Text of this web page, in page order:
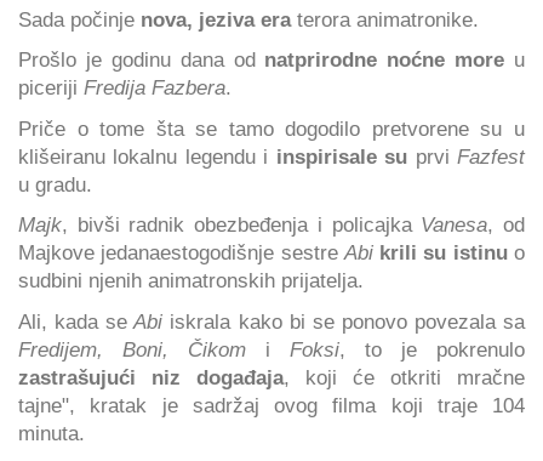
Sada počinje nova, jeziva era terora animatronike.
Prošlo je godinu dana od natprirodne noćne more u
piceriji Fredija Fazbera.
Priče o tome šta se tamo dogodilo pretvorene su u
klišeiranu lokalnu legendu i inspirisale su prvi Fazfest
u gradu.
Majk, bivši radnik obezbeđenja i policajka Vanesa, od
Majkove jedanaestogodišnje sestre Abi krili su istinuo
sudbini njenih animatronskih prijatelja.
Ali, kada se Abi iskrala kako bi se ponovo povezala sa
Fredijem, Boni, Čikom i Foksi , to je pokrenulo
zastrašujući niz događaja , koji će otkriti mračne
tajne", kratak je sadržaj ovog filma koji traje 104
minuta.